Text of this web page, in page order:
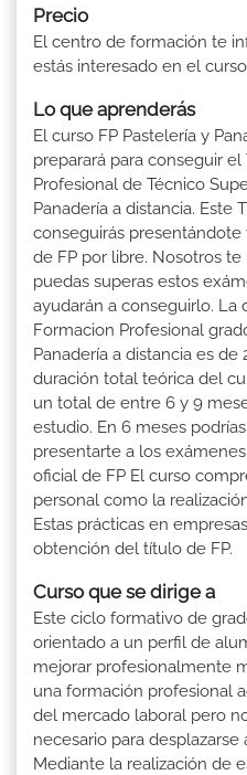
Precio
El centro de formación te
estás interesado en el curso
Lo que aprenderás
El curso FP Pastelería y
preparará para conseguir
Profesional de Técnico
Panadería a distancia. Este
conseguirás
de FP por libre. Nosotros
puedas superas estos
ayudarán a conseguirlo.
Formacion Profesional
Panadería a distancia es de
duración total teórica del
un total de entre 6 y 9
estudio. En 6 meses
presentarte a los
oficial de FP El curso
personal como la
Estas prácticas en
obtención del título de FP.
Curso que se dirige a
Este ciclo formativo de
orientado a un perfil de
mejorar profesionalmente
una formación profesional
del mercado laboral pero
necesario para
Mediante la realización de